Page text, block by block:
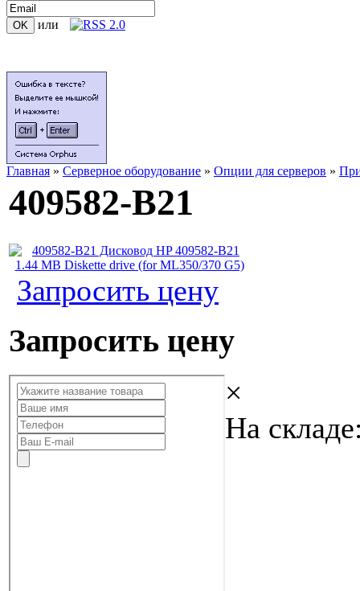
или
Главная » Серверное оборудование » Опции для серверов »
409582-B21
Запросить цену
Запросить цену
×
На